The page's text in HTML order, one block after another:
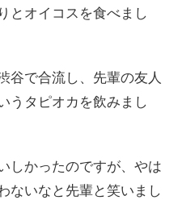
とオイコスを食べまし
谷で合流し、先輩の友人
うタピオカを飲みまし
しかったのですが、やは
ないなと先輩と笑いまし